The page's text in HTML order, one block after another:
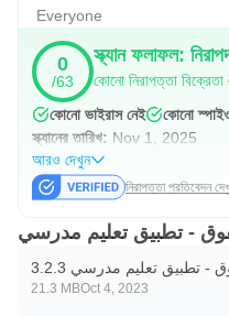
সর্বশেষ পাঠ্যক্রমের অনুশীলন রয়েছে
বিশ্ববিদ্যালয় পর্যন্ত ছাত্র বন্ধু অ্যাপ
দ্য শিল্ড অফ এক্সিলেন্স-এ আমাদের
তাড়াতাড়ি এখনই অ্যাপটি ডাউনলোড
Everyone
0
/63
স্ক্যান ফলাফল:
কোনো নিরাপত্তা বিক্রেতা
কোনো ভাইরাস নেই
কোনো
স্ক্যানের তারিখ: Nov 1, 2025
আরও দেখুন
নিরাপত্তা প্রতিবেদন
- تطبيق تعليم مدرسي 3.2.3
21.3 MBOct 4, 2023